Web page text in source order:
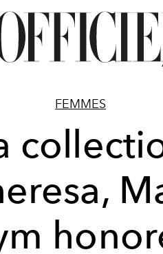
FEMMES